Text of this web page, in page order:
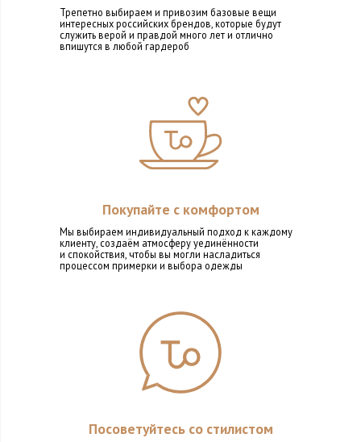
Трепетно выбираем и привозим базовые вещи
интересных российских брендов, которые будут
служить верой и правдой много лет и отлично
впишутся в любой гардероб
Покупайте с комфортом
Мы выбираем индивидуальный подход к каждому
клиенту, создаём атмосферу уединённости
и спокойствия, чтобы вы могли насладиться
процессом примерки и выбора одежды
Посоветуйтесь со стилистом